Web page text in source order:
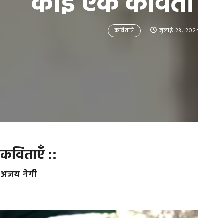
कविताएँ जुलाई 23,
कविताएँ ::
अजय नेगी